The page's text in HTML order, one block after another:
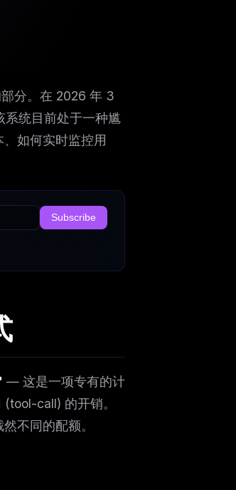
分。在 2026 年 3
统目前处于一种尴
如何实时监控用
Subscribe
— 这是一项专有的计
call) 的开销。
不同的配额。